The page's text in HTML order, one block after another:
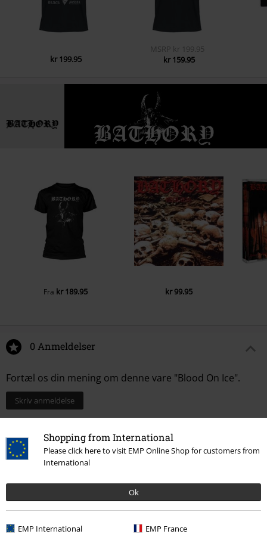
Shopping from International
Please click here to visit EMP Online Shop for customers from
International
Ok
EMP International EMP France
kr 199.95
MSRP kr 199.95
kr 159.95
Fra kr 189.95 kr 99.95
0 Anmeldelser
Fortæl os din mening om denne vare "Blood On Ice".
Skriv anmeldelse